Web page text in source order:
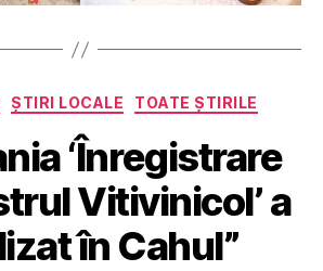
Categorii
ȘTIRI LOCALE TOATE ȘTIRILE
‘Înregistrare
Vitivinicol’ a
în Cahul”